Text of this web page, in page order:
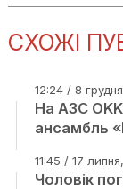
СХОЖІ
12:24 / 8
На АЗС
ансамбль
11:45 / 17
Чоловік